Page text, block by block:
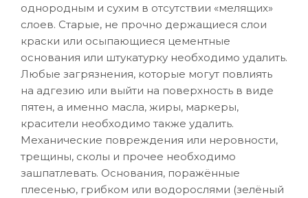
однородным и сухим в отсутствии «мелящих»
слоев. Старые, не прочно держащиеся слои
краски или осыпающиеся цементные
основания или штукатурку необходимо удалить.
Любые загрязнения, которые могут повлиять
на адгезию или выйти на поверхность в виде
пятен, а именно масла, жиры, маркеры,
красители необходимо также удалить.
Механические повреждения или неровности,
трещины, сколы и прочее необходимо
зашпатлевать. Основания, поражённые
плесенью, грибком или водорослями (зелёный